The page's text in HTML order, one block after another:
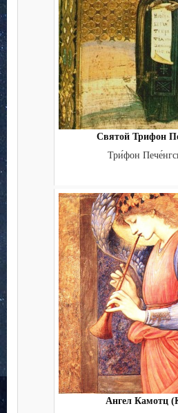
Святой Трифон
Три́фон
Ангел Камотц